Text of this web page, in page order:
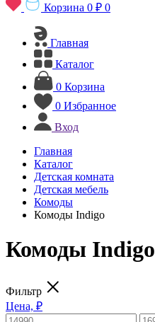
Корзина 0 ₽ 0
Главная
Каталог
0 Корзина
0 Избранное
Вход
Главная
Каталог
Детская комната
Детская мебель
Комоды
Комоды Indigo
Комоды Indigo
Фильтр
Цена, ₽